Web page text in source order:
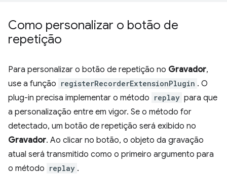
Como personalizar o botão de
repetição
Para personalizar o botão de repetição no Gravador,
use a função registerRecorderExtensionPlugin . O
plug-in precisa implementar o método replay para que
a personalização entre em vigor. Se o método for
detectado, um botão de repetição será exibido no
Gravador. Ao clicar no botão, o objeto da gravação
atual será transmitido como o primeiro argumento para
o método replay .